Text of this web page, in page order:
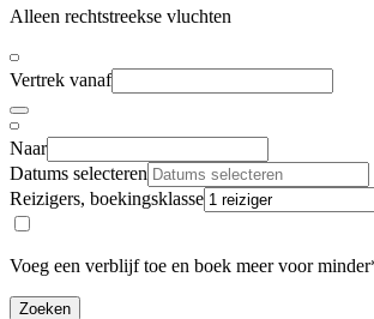
Alleen rechtstreekse vluchten
Vertrek vanaf
Naar
Datums selecteren
Reizigers, boekingsklasse
Voeg een verblijf toe en boek meer voor
Zoeken